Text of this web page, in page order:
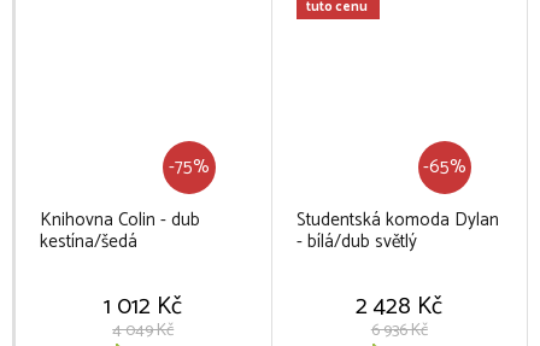
-75%
Knihovna Colin - dub
kestína/šedá
1 012 Kč
4 049 Kč
tuto cenu
-65%
Studentská komoda Dylan
- bílá/dub světlý
2 428 Kč
6 936 Kč